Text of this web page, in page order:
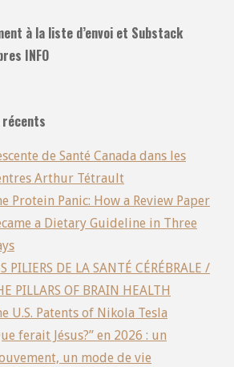
à la liste d’envoi et Substack
INFO
de Santé Canada dans les
Arthur Tétrault
Protein Panic: How a Review Paper
a Dietary Guideline in Three
PILIERS DE LA SANTÉ CÉRÉBRALE /
PILLARS OF BRAIN HEALTH
U.S. Patents of Nikola Tesla
ferait Jésus?” en 2026 : un
un mode de vie